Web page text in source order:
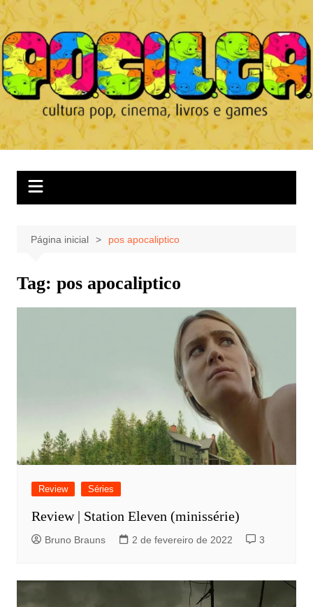
Ir
para
o
conteúdo
Página inicial pos apocaliptico
Tag: pos apocaliptico
Review Séries
Review | Station Eleven (minissérie)
Bruno Brauns 2 de fevereiro de 2022 3